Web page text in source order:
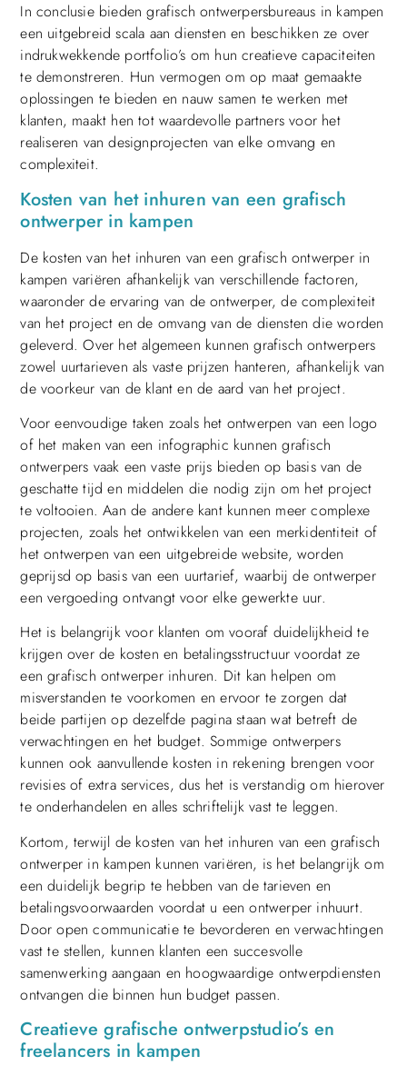
In conclusie bieden grafisch ontwerpersbureaus in kampen
een uitgebreid scala aan diensten en beschikken ze over
indrukwekkende portfolio’s om hun creatieve capaciteiten
te demonstreren. Hun vermogen om op maat gemaakte
oplossingen te bieden en nauw samen te werken met
klanten, maakt hen tot waardevolle partners voor het
realiseren van designprojecten van elke omvang en
complexiteit.
Kosten van het inhuren van een grafisch
ontwerper in kampen
De kosten van het inhuren van een grafisch ontwerper in
kampen variëren afhankelijk van verschillende factoren,
waaronder de ervaring van de ontwerper, de complexiteit
van het project en de omvang van de diensten die worden
geleverd. Over het algemeen kunnen grafisch ontwerpers
zowel uurtarieven als vaste prijzen hanteren, afhankelijk van
de voorkeur van de klant en de aard van het project.
Voor eenvoudige taken zoals het ontwerpen van een logo
of het maken van een infographic kunnen grafisch
ontwerpers vaak een vaste prijs bieden op basis van de
geschatte tijd en middelen die nodig zijn om het project
te voltooien. Aan de andere kant kunnen meer complexe
projecten, zoals het ontwikkelen van een merkidentiteit of
het ontwerpen van een uitgebreide website, worden
geprijsd op basis van een uurtarief, waarbij de ontwerper
een vergoeding ontvangt voor elke gewerkte uur.
Het is belangrijk voor klanten om vooraf duidelijkheid te
krijgen over de kosten en betalingsstructuur voordat ze
een grafisch ontwerper inhuren. Dit kan helpen om
misverstanden te voorkomen en ervoor te zorgen dat
beide partijen op dezelfde pagina staan wat betreft de
verwachtingen en het budget. Sommige ontwerpers
kunnen ook aanvullende kosten in rekening brengen voor
revisies of extra services, dus het is verstandig om hierover
te onderhandelen en alles schriftelijk vast te leggen.
Kortom, terwijl de kosten van het inhuren van een grafisch
ontwerper in kampen kunnen variëren, is het belangrijk om
een duidelijk begrip te hebben van de tarieven en
betalingsvoorwaarden voordat u een ontwerper inhuurt.
Door open communicatie te bevorderen en verwachtingen
vast te stellen, kunnen klanten een succesvolle
samenwerking aangaan en hoogwaardige ontwerpdiensten
ontvangen die binnen hun budget passen.
Creatieve grafische ontwerpstudio’s en
freelancers in kampen